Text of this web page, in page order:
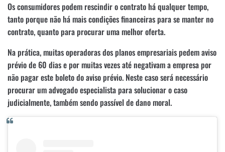
Os consumidores podem rescindir o contrato há qualquer tempo,
tanto porque não há mais condições financeiras para se manter no
contrato, quanto para procurar uma melhor oferta.
Na prática, muitas operadoras dos planos empresariais pedem aviso
prévio de 60 dias e por muitas vezes até negativam a empresa por
não pagar este boleto do aviso prévio. Neste caso será necessário
procurar um advogado especialista para solucionar o caso
judicialmente, também sendo passível de dano moral.